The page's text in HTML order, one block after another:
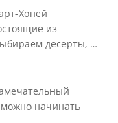
Хоней
из
десерты, …
начинать